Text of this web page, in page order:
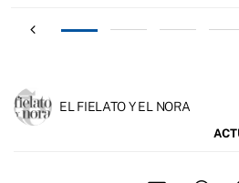
EL FIELATO Y EL NORA